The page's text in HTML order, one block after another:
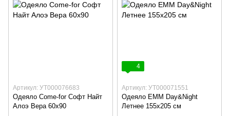
Артикул: УТ000076683
Одеяло Come-for Софт Найт
Алоэ Вера 60х90
4
Артикул: УТ000071551
Одеяло ЕММ Day&Night
Летнее 155х205 см